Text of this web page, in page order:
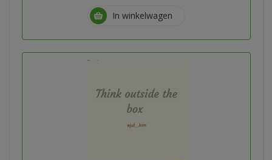
In winkelwagen